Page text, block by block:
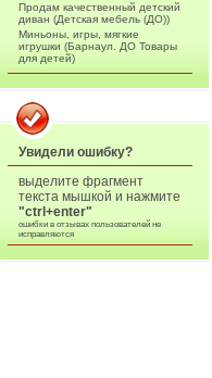
Продам качественный детский
диван (Детская мебель (ДО))
Миньоны, игры, мягкие
игрушки (Барнаул. ДО Товары
для детей)
Увидели ошибку?
выделите фрагмент
текста мышкой и нажмите
"ctrl+enter"
ошибки в отзывах пользователей не
исправляются